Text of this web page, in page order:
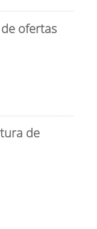
ofertas
de